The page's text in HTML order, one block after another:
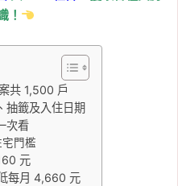
！
共 1,500 戶
抽籤及入住日期
次看
門檻
元
每月 4,660 元